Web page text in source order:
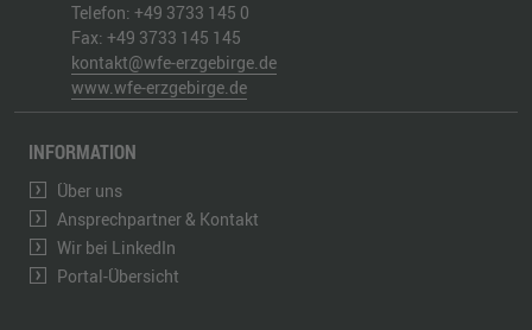
Telefon: +49 3733 145 0
Fax: +49 3733 145 145
kontakt@wfe-erzgebirge.de
www.wfe-erzgebirge.de
INFORMATION
Über uns
Ansprechpartner & Kontakt
Wir bei LinkedIn
Portal-Übersicht